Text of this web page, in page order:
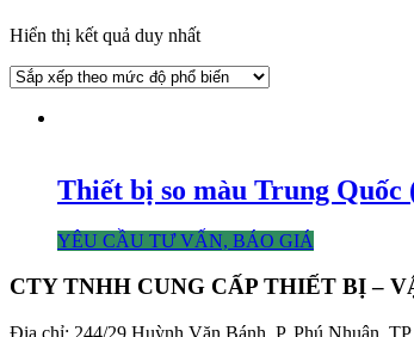
Hiển thị kết quả duy nhất
Thiết bị so màu Trung
YÊU CẦU TƯ VẤN, BÁO GIÁ
CTY TNHH CUNG CẤP THIẾT BỊ –